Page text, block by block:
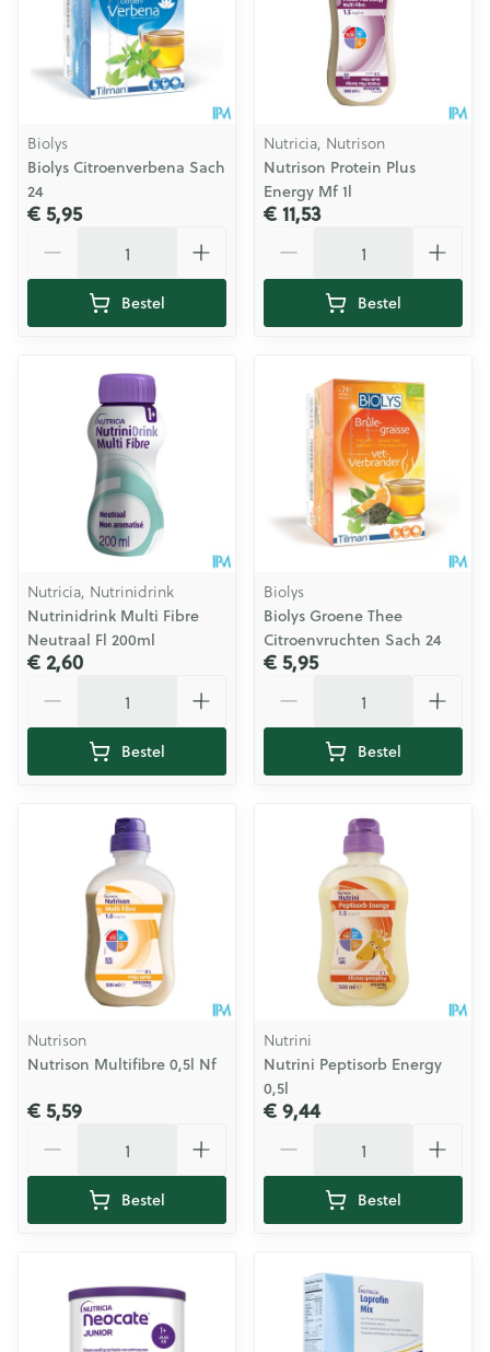
Biolys
Biolys Citroenverbena Sach
24
€ 5,95
Bestel
Nutricia, Nutrison
Nutrison Protein Plus
Energy Mf 1l
€ 11,53
Bestel
Nutricia, Nutrinidrink
Nutrinidrink Multi Fibre
Neutraal Fl 200ml
€ 2,60
Bestel
Biolys
Biolys Groene Thee
Citroenvruchten Sach 24
€ 5,95
Bestel
Nutrison
Nutrison Multifibre 0,5l Nf
€ 5,59
Bestel
Nutrini
Nutrini Peptisorb Energy
0,5l
€ 9,44
Bestel